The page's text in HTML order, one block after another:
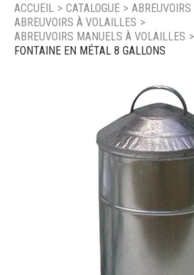
Catalogue de
Nouveaux
Nous
ACCUEIL > CATALOGUE >
ABREUVOIRS À VOLAILLES >
ABREUVOIRS MANUELS À VOLAILLES >
FONTAINE EN MÉTAL 8 GALLONS